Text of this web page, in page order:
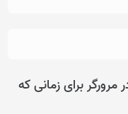
برای زمانی که